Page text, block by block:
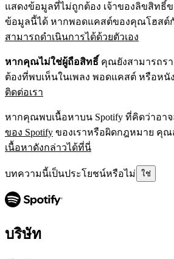
แสดงข้อมูลที่ไม่ถูกต้อง เจ้าของลิขสิท
ข้อมูลนี้ได้ หากพอดแคสต์ของคุณโฮสต์กั
สามารถดำเนินการได้ด้วยตัวเอง
หากคุณไม่ใช่ผู้ถือสิทธิ์ คุณยังสามารถร
ต้องที่พบเห็นในเพลง พอดแคสต์ หรือหนั
ติดต่อเรา
หากคุณพบเนื้อหาบน Spotify ที่คิดว่าอาจ
ของ Spotify ของเราหรือผิดกฎหมาย คุณ
เนื้อหาดังกล่าวได้ที่นี่
บทความนี้เป็นประโยชน์หรือไม่ ใช่
บริษัท